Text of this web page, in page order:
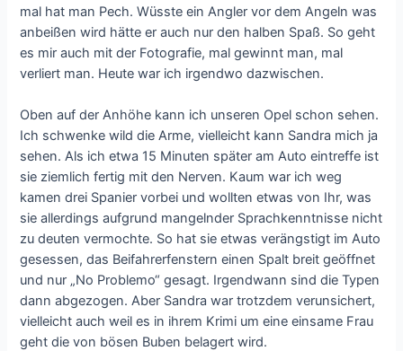
mal hat man Pech. Wüsste ein Angler vor dem Angeln was
anbeißen wird hätte er auch nur den halben Spaß. So geht
es mir auch mit der Fotografie, mal gewinnt man, mal
verliert man. Heute war ich irgendwo dazwischen.
Oben auf der Anhöhe kann ich unseren Opel schon sehen.
Ich schwenke wild die Arme, vielleicht kann Sandra mich ja
sehen. Als ich etwa 15 Minuten später am Auto eintreffe ist
sie ziemlich fertig mit den Nerven. Kaum war ich weg
kamen drei Spanier vorbei und wollten etwas von Ihr, was
sie allerdings aufgrund mangelnder Sprachkenntnisse nicht
zu deuten vermochte. So hat sie etwas verängstigt im Auto
gesessen, das Beifahrerfenstern einen Spalt breit geöffnet
und nur „No Problemo“ gesagt. Irgendwann sind die Typen
dann abgezogen. Aber Sandra war trotzdem verunsichert,
vielleicht auch weil es in ihrem Krimi um eine einsame Frau
geht die von bösen Buben belagert wird.